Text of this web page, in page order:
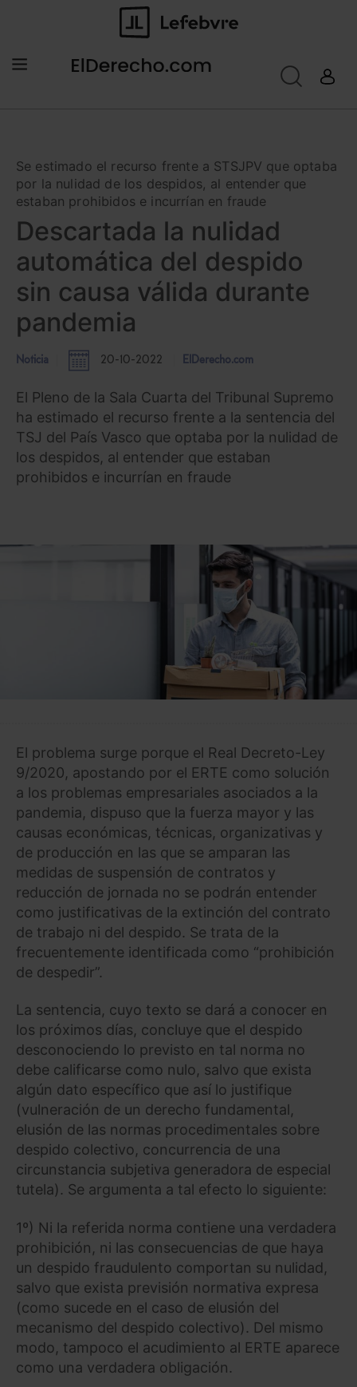
Se estimado el recurso frente a STSJPV que optaba
por la nulidad de los despidos, al entender que
estaban prohibidos e incurrían en fraude
Descartada la nulidad
automática del despido
sin causa válida durante
pandemia
Noticia 20-10-2022 ElDerecho.com
El Pleno de la Sala Cuarta del Tribunal Supremo
ha estimado el recurso frente a la sentencia del
TSJ del País Vasco que optaba por la nulidad de
los despidos, al entender que estaban
prohibidos e incurrían en fraude
El problema surge porque el Real Decreto-Ley
9/2020, apostando por el ERTE como solución
a los problemas empresariales asociados a la
pandemia, dispuso que la fuerza mayor y las
causas económicas, técnicas, organizativas y
de producción en las que se amparan las
medidas de suspensión de contratos y
reducción de jornada no se podrán entender
como justificativas de la extinción del contrato
de trabajo ni del despido. Se trata de la
frecuentemente identificada como “prohibición
de despedir”.
La sentencia, cuyo texto se dará a conocer en
los próximos días, concluye que el despido
desconociendo lo previsto en tal norma no
debe calificarse como nulo, salvo que exista
algún dato específico que así lo justifique
(vulneración de un derecho fundamental,
elusión de las normas procedimentales sobre
despido colectivo, concurrencia de una
circunstancia subjetiva generadora de especial
tutela). Se argumenta a tal efecto lo siguiente:
1º) Ni la referida norma contiene una verdadera
prohibición, ni las consecuencias de que haya
un despido fraudulento comportan su nulidad,
salvo que exista previsión normativa expresa
(como sucede en el caso de elusión del
mecanismo del despido colectivo). Del mismo
modo, tampoco el acudimiento al ERTE aparece
como una verdadera obligación.